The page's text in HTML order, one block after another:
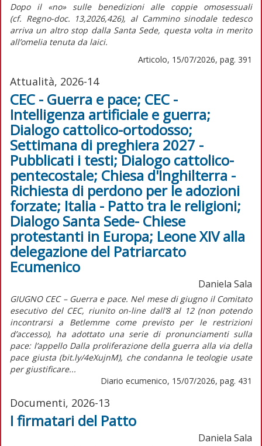
Dopo il «no» sulle benedizioni alle coppie omosessuali
(cf. Regno-doc. 13,2026,426), al Cammino sinodale tedesco
arriva un altro stop dalla Santa Sede, questa volta in merito
all’omelia tenuta da laici.
Articolo, 15/07/2026, pag. 391
Attualità, 2026-14
CEC - Guerra e pace; CEC -
Intelligenza artificiale e guerra;
Dialogo cattolico-ortodosso;
Settimana di preghiera 2027 -
Pubblicati i testi; Dialogo cattolico-
pentecostale; Chiesa d'Inghilterra -
Richiesta di perdono per le adozioni
forzate; Italia - Patto tra le religioni;
Dialogo Santa Sede- Chiese
protestanti in Europa; Leone XIV alla
delegazione del Patriarcato
Ecumenico
Daniela Sala
GIUGNO CEC – Guerra e pace. Nel mese di giugno il Comitato
esecutivo del CEC, riunito on-line dall’8 al 12 (non potendo
incontrarsi a Betlemme come previsto per le restrizioni
d’accesso), ha adottato una serie di pronunciamenti sulla
pace: l’appello Dalla proliferazione della guerra alla via della
pace giusta (bit.ly/4eXujnM), che condanna le teologie usate
per giustificare...
Diario ecumenico, 15/07/2026, pag. 431
Documenti, 2026-13
I firmatari del Patto
Daniela Sala